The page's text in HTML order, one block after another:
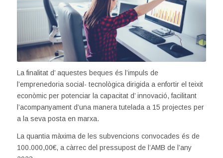
La finalitat d’ aquestes beques és l’impuls de
l’emprenedoria social- tecnològica dirigida a enfortir el teixit
econòmic per potenciar la capacitat d’ innovació, facilitant
l’acompanyament d’una manera tutelada a 15 projectes per
a la seva posta en marxa.
La quantia màxima de les subvencions convocades és de
100.000,00€, a càrrec del pressupost de l’AMB de l’any